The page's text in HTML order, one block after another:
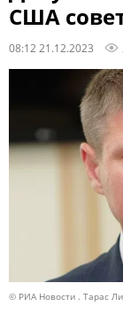
США
08:12 21.12.2023
© РИА Новости . Тарас